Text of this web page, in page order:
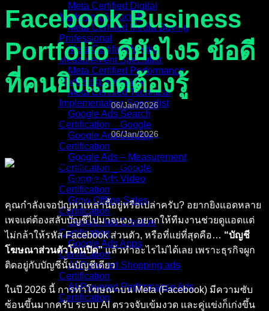
Meta Certified Digital
Marketing Associate
Meta Certified Media Buying
Professional
Meta Certified Media
Measurement Specialist
Meta Certified Performance
Marketing Specialist
Meta Certified Technical
Implementation Specialist
Google Ads Search
Certification _ Google
Google Ads Display
Certification
Google Ads – Measurement
Certification _ Google
Google Ads Video
Certification
Grow Offline Sales
Certification
Google Ads Creative
Certification
Google Ads Apps
Certification
AI-Powered Shopping ads
Certification
AI-Powered Performance Ads
Certification
Facebook Business
Portfolio ดียังไง5 ข้อดี
ที่คนยิงแอดต้องรู้
06/Jan/2026
06/Jan/2026
คุณกำลังเจอปัญหาเหล่านี้อยู่หรือเปล่าครับ? อยากยิงแอดหลาย
เพจแต่ต้องสลับบัญชีไปมาจนงง, อยากให้ทีมงานช่วยดูแอดแต่
ไม่กล้าให้รหัส Facebook ส่วนตัว, หรือที่แย่ที่สุดคือ… “บัญชี
โฆษณาส่วนตัวโดนปิด”แล้วทำอะไรไม่ได้เลย เพราะธุรกิจผูก
ติดอยู่กับบัญชีนั้นบัญชีเดียว
ในปี 2026 นี้ การทำโฆษณาบน Meta (Facebook) มีความซับ
ซ้อนขึ้นมากครับ ระบบ AI ตรวจจับเข้มงวด และคู่แข่งก็เก่งขึ้น